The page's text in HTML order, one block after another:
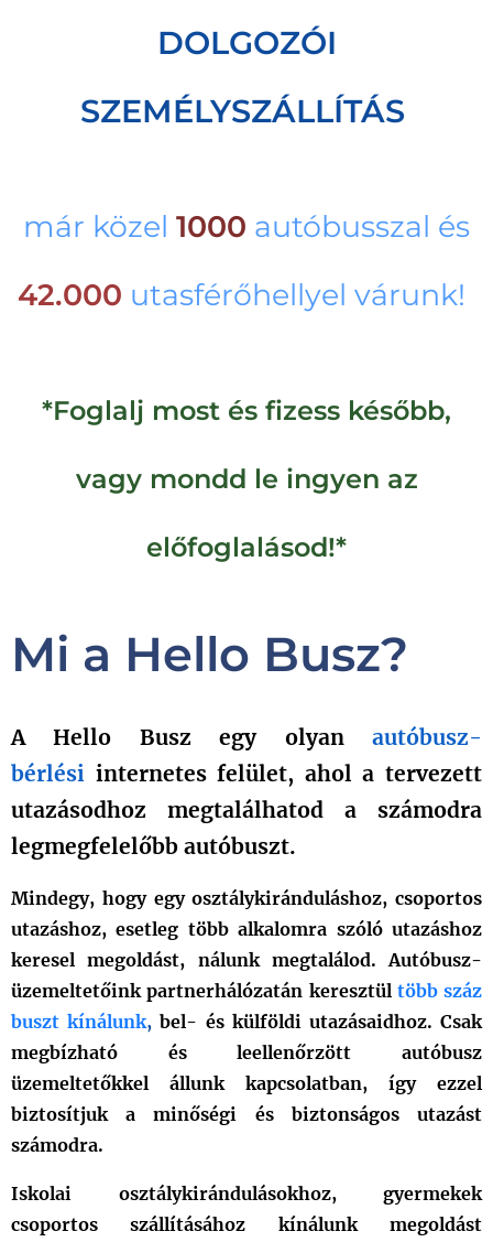
DOLGOZÓI
SZEMÉLYSZÁLLÍTÁS
már közel 1000 autóbusszal és
42.000 utasférőhellyel várunk!
*Foglalj most és fizess később,
vagy mondd le ingyen az
előfoglalásod!*
Mi a Hello Busz?
A Hello Busz egy olyan autóbusz-
bérlési internetes felület, ahol a tervezett
utazásodhoz megtalálhatod a számodra
legmegfelelőbb autóbuszt.
Mindegy, hogy egy osztálykiránduláshoz, csoportos
utazáshoz, esetleg több alkalomra szóló utazáshoz
keresel megoldást, nálunk megtalálod. Autóbusz-
üzemeltetőink partnerhálózatán keresztül több száz
buszt kínálunk, bel- és külföldi utazásaidhoz. Csak
megbízható és leellenőrzött autóbusz
üzemeltetőkkel állunk kapcsolatban, így ezzel
biztosítjuk a minőségi és biztonságos utazást
számodra.
Iskolai osztálykirándulásokhoz, gyermekek
csoportos szállításához kínálunk megoldást